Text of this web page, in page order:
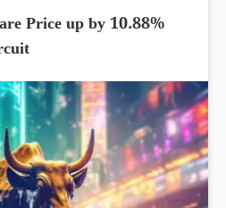
Price up by 10.88%